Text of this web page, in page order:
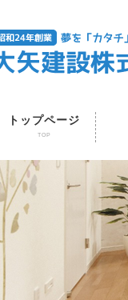
トップページ